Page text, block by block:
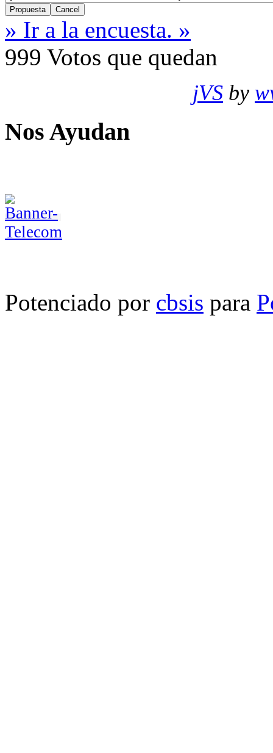
» Ir a la encuesta. »
999 Votos que quedan
jVS by
Nos Ayudan
Potenciado por cbsis para